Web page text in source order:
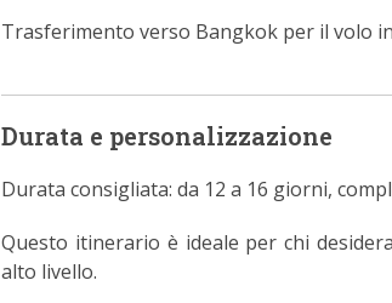
Trasferimento verso Bangkok per il volo
Durata e personalizzazione
Durata consigliata: da 12 a 16 giorni,
Questo itinerario è ideale per chi
alto livello.